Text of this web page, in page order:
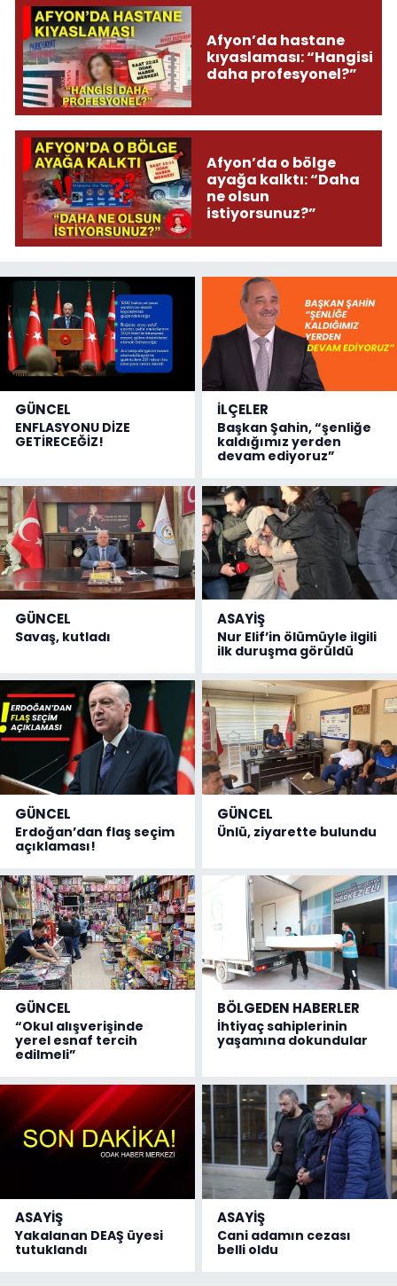
Afyon’da hastane
kıyaslaması: “Hangisi
daha profesyonel?”
Afyon’da o bölge
ayağa kalktı: “Daha
ne olsun
istiyorsunuz?”
GÜNCEL
ENFLASYONU DİZE
GETİRECEĞİZ!
İLÇELER
Başkan Şahin, “şenliğe
kaldığımız yerden
devam ediyoruz”
GÜNCEL
Savaş, kutladı
ASAYİŞ
Nur Elif’in ölümüyle ilgili
ilk duruşma görüldü
GÜNCEL
Erdoğan’dan flaş seçim
açıklaması!
GÜNCEL
Ünlü, ziyarette bulundu
GÜNCEL
“Okul alışverişinde
yerel esnaf tercih
edilmeli”
BÖLGEDEN HABERLER
İhtiyaç sahiplerinin
yaşamına dokundular
ASAYİŞ
Yakalanan DEAŞ üyesi
tutuklandı
ASAYİŞ
Cani adamın cezası
belli oldu